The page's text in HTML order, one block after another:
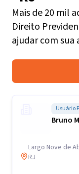
Mais de 20 mil
Direito
ajudar com sua
Usuário
Bruno
Largo Nove de
RJ